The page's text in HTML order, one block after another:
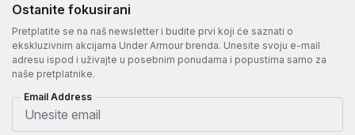
Ostanite fokusirani
Pretplatite se na naš newsletter i budite prvi koji će saznati o
ekskluzivnim akcijama Under Armour brenda. Unesite svoju e-mail
adresu ispod i uživajte u posebnim ponudama i popustima samo za
naše pretplatnike.
Email Address